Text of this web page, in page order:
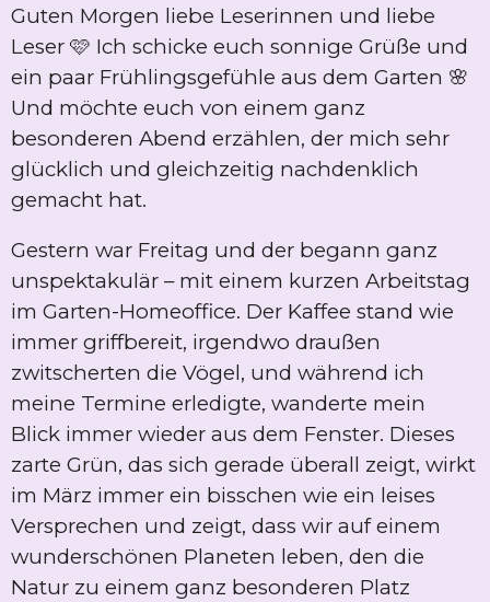
Guten Morgen liebe Leserinnen und liebe
Leser 🩷 Ich schicke euch sonnige Grüße und
ein paar Frühlingsgefühle aus dem Garten 🌸
Und möchte euch von einem ganz
besonderen Abend erzählen, der mich sehr
glücklich und gleichzeitig nachdenklich
gemacht hat.
Gestern war Freitag und der begann ganz
unspektakulär – mit einem kurzen Arbeitstag
im Garten-Homeoffice. Der Kaffee stand wie
immer griffbereit, irgendwo draußen
zwitscherten die Vögel, und während ich
meine Termine erledigte, wanderte mein
Blick immer wieder aus dem Fenster. Dieses
zarte Grün, das sich gerade überall zeigt, wirkt
im März immer ein bisschen wie ein leises
Versprechen und zeigt, dass wir auf einem
wunderschönen Planeten leben, den die
Natur zu einem ganz besonderen Platz